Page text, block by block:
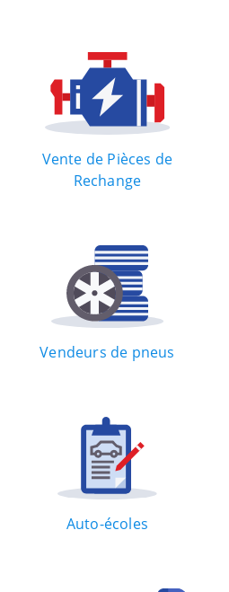
Vente de Pièces de
Rechange
Vendeurs de pneus
Auto-écoles